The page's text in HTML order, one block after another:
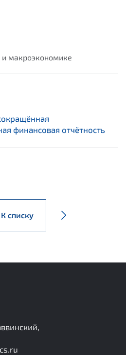
и макроэкономике
финансовая отчётность
К списку